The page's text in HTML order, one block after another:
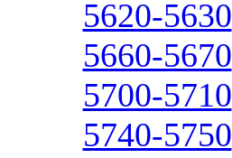
5620-5630
5660-5670
5700-5710
5740-5750